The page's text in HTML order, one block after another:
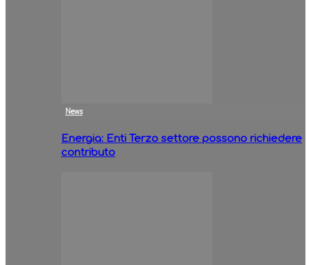
News
Energia: Enti Terzo settore possono richiedere
contributo